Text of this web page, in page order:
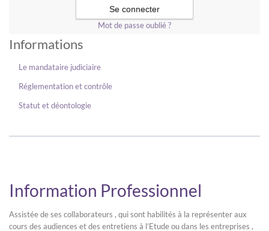
Mot de passe oublié ?
Informations
Le mandataire judiciaire
Réglementation et contrôle
Statut et déontologie
Information Professionnel
Assistée de ses collaborateurs , qui sont habilités à la représenter aux
cours des audiences et des entretiens à l’Etude ou dans les entreprises ,